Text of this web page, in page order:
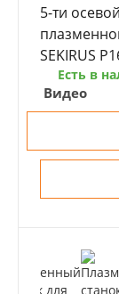
5-ти
SEKIRUS
Есть в
Видео